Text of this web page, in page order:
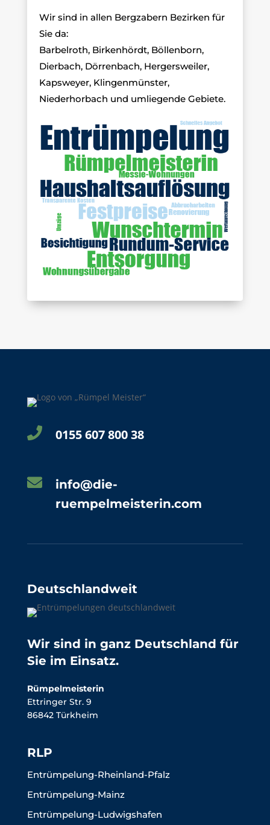
Wir sind in allen Bergzabern Bezirken für
Sie da:
Barbelroth, Birkenhördt, Böllenborn,
Dierbach, Dörrenbach, Hergersweiler,
Kapsweyer, Klingenmünster,
Niederhorbach und umliegende Gebiete.
 0155 607 800 38

info@die-
ruempelmeisterin.com
Deutschlandweit
Wir sind in ganz Deutschland für
Sie im Einsatz.
Rümpelmeisterin
Ettringer Str. 9
86842 Türkheim
RLP
Entrümpelung-Rheinland-Pfalz
Entrümpelung-Mainz
Entrümpelung-Ludwigshafen